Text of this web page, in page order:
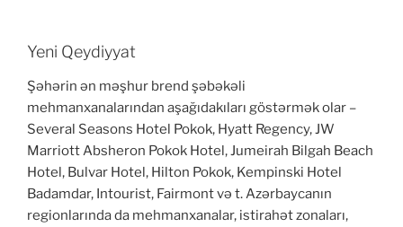
Yeni Qeydiyyat
Şəhərin ən məşhur brend şəbəkəli
mehmanxanalarından aşağıdakıları göstərmək olar –
Several Seasons Hotel Pokok, Hyatt Regency, JW
Marriott Absheron Pokok Hotel, Jumeirah Bilgah Beach
Hotel, Bulvar Hotel, Hilton Pokok, Kempinski Hotel
Badamdar, Intourist, Fairmont və t. Azərbaycanın
regionlarında da mehmanxanalar, istirahət zonaları,